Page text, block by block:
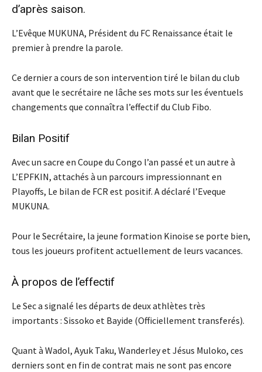
d’après saison.
L’Evêque MUKUNA, Président du FC Renaissance était le
premier à prendre la parole.
Ce dernier a cours de son intervention tiré le bilan du club
avant que le secrétaire ne lâche ses mots sur les éventuels
changements que connaîtra l’effectif du Club Fibo.
Bilan Positif
Avec un sacre en Coupe du Congo l’an passé et un autre à
L’EPFKIN, attachés à un parcours impressionnant en
Playoffs, Le bilan de FCR est positif. A déclaré l’Eveque
MUKUNA.
Pour le Secrétaire, la jeune formation Kinoise se porte bien,
tous les joueurs profitent actuellement de leurs vacances.
À propos de l’effectif
Le Sec a signalé les départs de deux athlètes très
importants : Sissoko et Bayide (Officiellement transferés).
Quant à Wadol, Ayuk Taku, Wanderley et Jésus Muloko, ces
derniers sont en fin de contrat mais ne sont pas encore